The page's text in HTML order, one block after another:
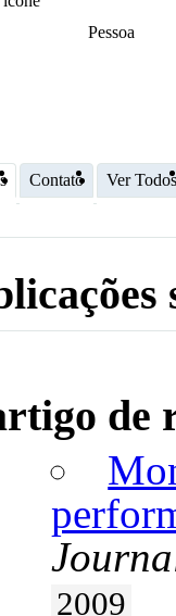
Pessoa
Contato Ver Todos
de
2009